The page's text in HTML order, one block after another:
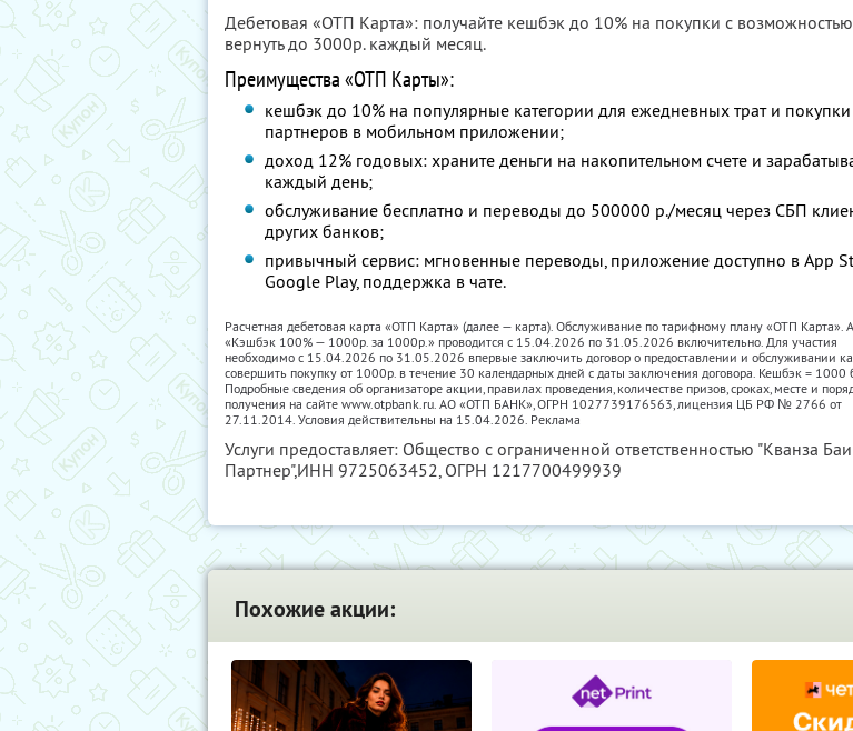
Дебетовая «ОТП Карта»: получайте кешбэк до 10% на покупки с возможностью
вернуть до 3000р. каждый месяц.
Преимущества «ОТП Карты»:
кешбэк до 10% на популярные категории для ежедневных трат и
партнеров в мобильном приложении;
доход 12% годовых: храните деньги на накопительном счете и
каждый день;
обслуживание бесплатно и переводы до 500000 р./месяц через СБП
других банков;
привычный сервис: мгновенные переводы, приложение доступно в App
Google Play, поддержка в чате.
Расчетная дебетовая карта «ОТП Карта» (далее — карта). Обслуживание по тарифному плану «ОТП Карта».
«Кэшбэк 100% — 1000р. за 1000р.» проводится с 15.04.2026 по 31.05.2026 включительно. Для участия
необходимо с 15.04.2026 по 31.05.2026 впервые заключить договор о предоставлении и обслуживании
совершить покупку от 1000р. в течение 30 календарных дней с даты заключения договора. Кешбэк = 1000
Подробные сведения об организаторе акции, правилах проведения, количестве призов, сроках, месте и
получения на сайте www.otpbank.ru. АО «ОТП БАНК», ОГРН 1027739176563, лицензия ЦБ РФ № 2766 от
27.11.2014. Условия действительны на 15.04.2026. Реклама
Услуги предоставляет: Общество с ограниченной ответственностью "Кванза
Партнер",ИНН 9725063452, ОГРН 1217700499939
Похожие акции: